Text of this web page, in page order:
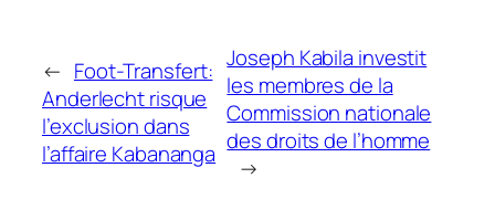
← Foot-Transfert:
Anderlecht risque
l’exclusion dans
l’affaire Kabananga
Joseph Kabila investit
les membres de la
Commission nationale
des droits de l’homme
→